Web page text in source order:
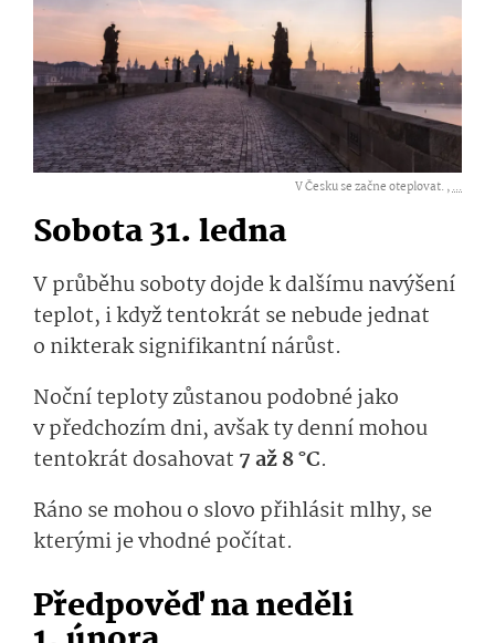
V Česku se začne oteplovat. ,...
Sobota 31. ledna
V průběhu soboty dojde k dalšímu navýšení
teplot, i když tentokrát se nebude jednat
o nikterak signifikantní nárůst.
Noční teploty zůstanou podobné jako
v předchozím dni, avšak ty denní mohou
tentokrát dosahovat 7 až 8 °C.
Ráno se mohou o slovo přihlásit mlhy, se
kterými je vhodné počítat.
Předpověď na neděli